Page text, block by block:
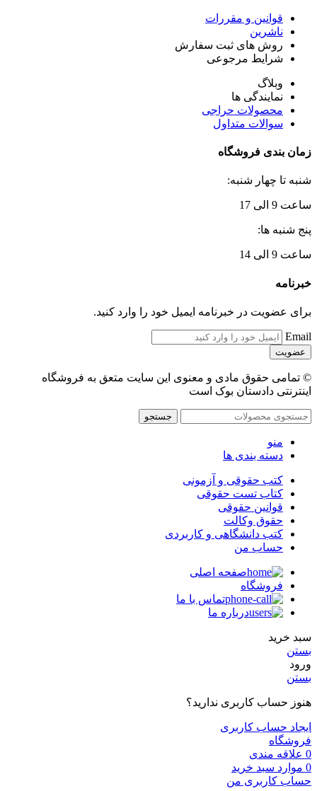
قوانین و مقررات
ناشرین
روش های ثبت سفارش
شرایط مرجوعی
وبلاگ
نمایندگی ها
محصولات حراجی
سوالات متداول
زمان بندی فروشگاه
شنبه تا چهار شنبه:
ساعت 9 الی 17
پنج شنبه ها:
ساعت 9 الی 14
خبرنامه
برای عضویت در خبرنامه ایمیل خود را وارد کنید.
Email
© تمامی حقوق مادی و معنوی این سایت متعق به فروشگاه
اینترنتی دادستان بوک است
جستجو
منو
دسته بندی ها
کتب حقوقی و آزمونی
کتاب تست حقوقی
قوانین حقوقی
حقوق وکالت
کتب دانشگاهی و کاربردی
حساب من
صفحه اصلی
فروشگاه
تماس با ما
درباره ما
سبد خرید
بستن
ورود
بستن
هنوز حساب کاربری ندارید؟
ایجاد حساب کاربری
فروشگاه
0 علاقه مندی
0 موارد سبد خرید
حساب کاربری من